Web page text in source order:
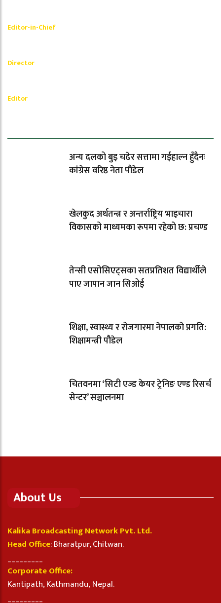
Editor-in-Chief
Director
Editor
अन्य दलको बुइ चढेर सत्तामा गईहाल्न हुँदैनः
कांग्रेस वरिष्ठ नेता पौडेल
खेलकुद अर्थतन्त्र र अन्तर्राष्ट्रिय भाइचारा
विकासको माध्यमका रूपमा रहेको छ: प्रचण्ड
तेन्सी एसोसिएट्सका सतप्रतिशत विद्यार्थीले
पाए जापान जान सिओई
शिक्षा, स्वास्थ्य र रोजगारमा नेपालको प्रगति:
शिक्षामन्त्री पौडेल
चितवनमा ‘सिटी एज्ड केयर ट्रेनिङ एण्ड रिसर्च
सेन्टर’ सञ्चालनमा
About Us
Kalika Broadcasting Network Pvt. Ltd.
Head Office: Bharatpur, Chitwan.
Corporate Office:
Kantipath, Kathmandu, Nepal.